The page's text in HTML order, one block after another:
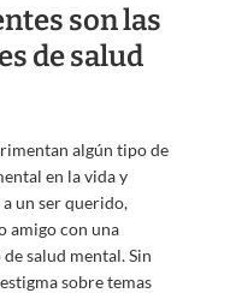
son las
de salud
algún tipo de
en la vida y
un ser querido,
amigo con una
salud mental. Sin
sobre temas